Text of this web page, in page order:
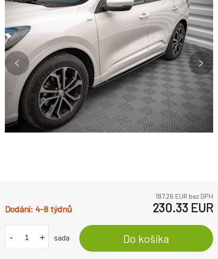
187.26 EUR bez DPH
4-8 týdnů 230.33 EUR
- + sada Do košíka